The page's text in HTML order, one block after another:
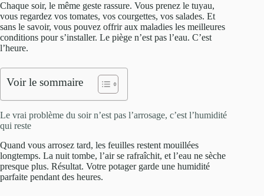
Chaque soir, le même geste rassure. Vous prenez le tuyau,
vous regardez vos tomates, vos courgettes, vos salades. Et
sans le savoir, vous pouvez offrir aux maladies les meilleures
conditions pour s’installer. Le piège n’est pas l’eau. C’est
l’heure.
Voir le sommaire
Le vrai problème du soir n’est pas l’arrosage, c’est l’humidité
qui reste
Quand vous arrosez tard, les feuilles restent mouillées
longtemps. La nuit tombe, l’air se rafraîchit, et l’eau ne sèche
presque plus. Résultat. Votre potager garde une humidité
parfaite pendant des heures.